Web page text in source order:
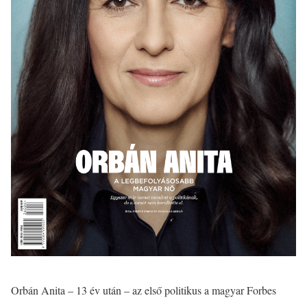
Orbán Anita – 13 év után – az első politikus a magyar Forbes